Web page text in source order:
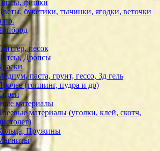
фишки
букетики, тычинки, ягодки, веточки
пр.
песок
Дропсы
паста, грунт, гессо, 3д гель
(топпинг, пудра и др)
материалы
материалы (уголки, клей, скотч,
Пружины